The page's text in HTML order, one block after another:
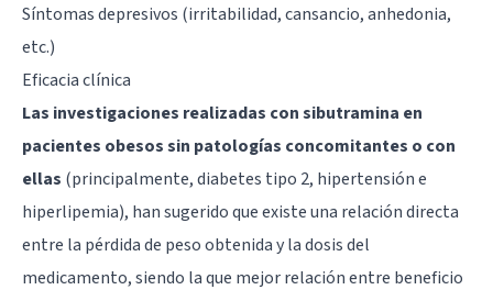
Síntomas depresivos (irritabilidad, cansancio, anhedonia,
etc.)
Eficacia clínica
Las investigaciones realizadas con sibutramina en
pacientes obesos sin patologías concomitantes o con
ellas (principalmente, diabetes tipo 2, hipertensión e
hiperlipemia), han sugerido que existe una relación directa
entre la pérdida de peso obtenida y la dosis del
medicamento, siendo la que mejor relación entre beneficio